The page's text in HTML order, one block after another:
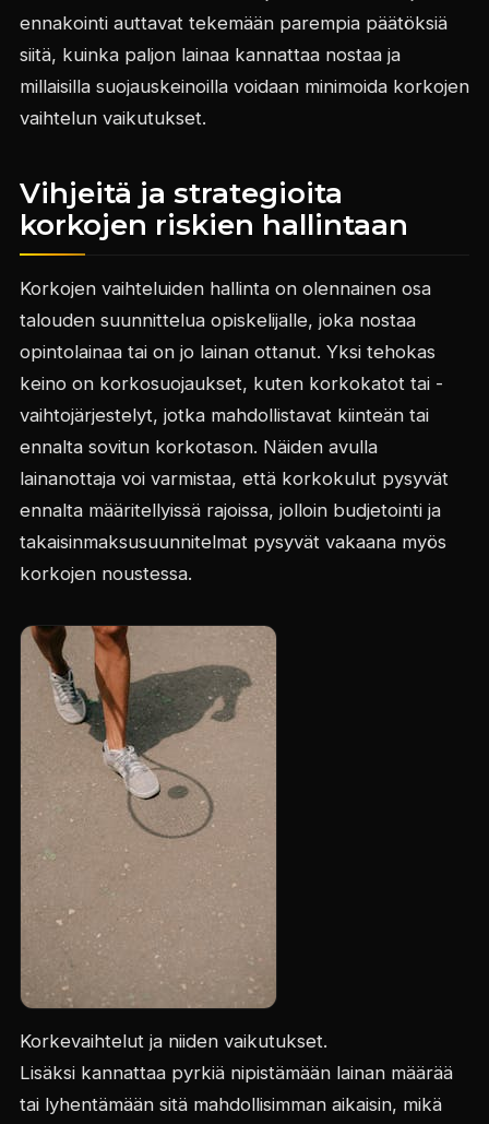
ennakointi auttavat tekemään parempia päätöksiä
siitä, kuinka paljon lainaa kannattaa nostaa ja
millaisilla suojauskeinoilla voidaan minimoida korkojen
vaihtelun vaikutukset.
Vihjeitä ja strategioita
korkojen riskien hallintaan
Korkojen vaihteluiden hallinta on olennainen osa
talouden suunnittelua opiskelijalle, joka nostaa
opintolainaa tai on jo lainan ottanut. Yksi tehokas
keino on korkosuojaukset, kuten korkokatot tai -
vaihtojärjestelyt, jotka mahdollistavat kiinteän tai
ennalta sovitun korkotason. Näiden avulla
lainanottaja voi varmistaa, että korkokulut pysyvät
ennalta määritellyissä rajoissa, jolloin budjetointi ja
takaisinmaksusuunnitelmat pysyvät vakaana myös
korkojen noustessa.
Korkevaihtelut ja niiden vaikutukset.
Lisäksi kannattaa pyrkiä nipistämään lainan määrää
tai lyhentämään sitä mahdollisimman aikaisin, mikä